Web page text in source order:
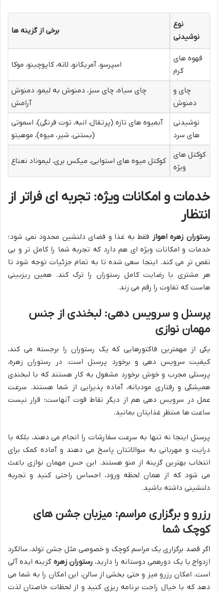
نوع
نوشیدنی
برخی از گزینه ها
قهوه های
گرم
اسپرسو، آمریکانو، لاته، کاپوچینو، موکا
چای و
دمنوش
چای سیاه، چای سبز، دمنوش به لیمو، دمنوش
آرامش
نوشیدنی
های سرد
آبمیوه های تازه (پرتقال، انبه، توت فرنگی)، اسموتی
(بستنی، شیر، میوه)، موهیتو
کوکتل های
ویژه
کوکتل میوه های استوایی، میکس بری، لیموناد نعناع
خدمات و امکانات ویژه: تجربه ای فراتر از
انتظار
رستوران زهره اهواز فقط به غذا و فضای دلنشین محدود نمی شود؛
خدمات و امکانات ویژه ای هم دارد که تجربه شما را کامل تر و بی
نقص تر می کند. اینجا سعی شده تا به تمام جزئیات توجه شود تا
هر مشتری با رضایت کامل رستوران را ترک کند. همین ریزبینی
هاست که تفاوت را رقم می زند.
پرسنل و سرویس دهی: لبخندی از جنس
مهمان نوازی
یکی از مهمترین فاکتورهایی که یک رستوران را برجسته می کند،
کیفیت سرویس دهی و برخورد پرسنل است. در رستوران زهره،
پرسنلی مجرب و خوش برخورد مشغول به کار هستند که با لبخندی
همیشگی و رفتاری مودبانه، آماده پذیرایی از شما هستند. سرعت
عمل در سرویس دهی هم از دیگر نقاط قوت آنهاست؛ قرار نیست
ساعت ها منتظر غذایتان بمانید.
پرسنل اینجا نه تنها به سرعت سفارشات را انجام می دهند، بلکه با
درایت و مهربانی به سوالاتتان پاسخ می دهند و آماده کمک برای
انتخاب بهترین گزینه از منو هستند. این حس مهمان نوازی باعث
می شود که از همان لحظه ورود، احساس راحتی کنید و تجربه
دلنشینی داشته باشید.
رزرو و برگزاری مراسم: میزبان جشن های
کوچک شما
اگر قصد برگزاری یک مراسم کوچک و خصوصی مثل جشن تولد، سالگرد
ازدواج یا یک دورهمی دوستانه را دارید، رستوران زهره گزینه ایده آلی
است. امکان رزرو میز و حتی بخشی از سالن، این امکان را به شما می
دهد که با خیال راحت برنامه ریزی کنید و از لحظات خاصتان لذت